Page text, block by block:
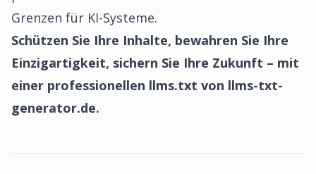
Grenzen für KI-Systeme.
Schützen Sie Ihre Inhalte, bewahren Sie Ihre
Einzigartigkeit, sichern Sie Ihre Zukunft – mit
einer professionellen llms.txt von llms-txt-
generator.de.